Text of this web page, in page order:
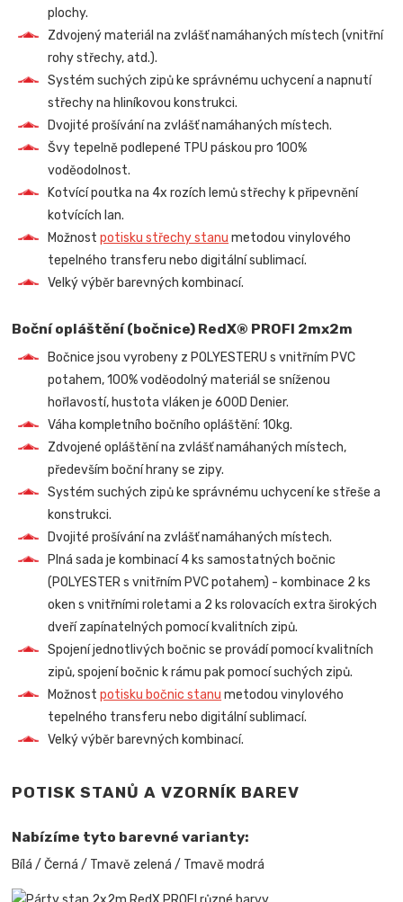
plochy.
Zdvojený materiál na zvlášť namáhaných místech (vnitřní
rohy střechy, atd.).
Systém suchých zipů ke správnému uchycení a napnutí
střechy na hliníkovou konstrukci.
Dvojité prošívání na zvlášť namáhaných místech.
Švy tepelně podlepené TPU páskou pro 100%
voděodolnost.
Kotvící poutka na 4x rozích lemů střechy k připevnění
kotvících lan.
Možnostpotisku střechy stanu metodou vinylového
tepelného transferu nebo digitální sublimací.
Velký výběr barevných kombinací.
Boční opláštění (bočnice) RedX® PROFI 2mx2m
Bočnice jsou vyrobeny z POLYESTERU s vnitřním PVC
potahem, 100% voděodolný materiál se sníženou
hořlavostí, hustota vláken je 600D Denier.
Váha kompletního bočního opláštění: 10kg.
Zdvojené opláštění na zvlášť namáhaných místech,
především boční hrany se zipy.
Systém suchých zipů ke správnému uchycení ke střeše a
konstrukci.
Dvojité prošívání na zvlášť namáhaných místech.
Plná sada je kombinací 4 ks samostatných bočnic
(POLYESTER s vnitřním PVC potahem) - kombinace 2 ks
oken s vnitřními roletami a 2 ks rolovacích extra širokých
dveří zapínatelných pomocí kvalitních zipů.
Spojení jednotlivých bočnic se provádí pomocí kvalitních
zipů, spojení bočnic k rámu pak pomocí suchých zipů.
Možnostpotisku bočnic stanu metodou vinylového
tepelného transferu nebo digitální sublimací.
Velký výběr barevných kombinací.
POTISK STANŮ A VZORNÍK BAREV
Nabízíme tyto barevné varianty:
Bílá / Černá / Tmavě zelená / Tmavě modrá